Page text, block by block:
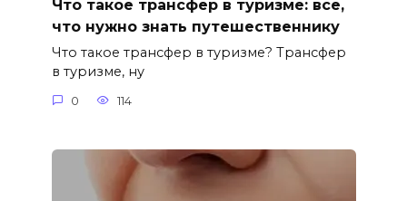
Что такое трансфер в туризме: все,
что нужно знать путешественнику
Что такое трансфер в туризме? Трансфер
в туризме, ну
0 114